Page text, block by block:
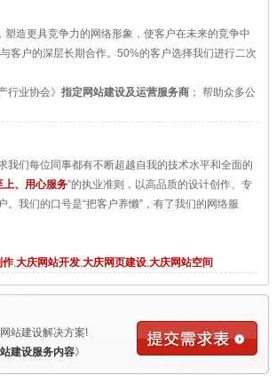
造更具竞争力的网络形象，使客户在未来的竞争中
客户的深层长期合作。50%的客户选择我们进行二次
业协会》 指定网站建设及运营服务商 ； 帮助众多公
我们每位同事都有不断超越自我的技术水平和全面的
上、用心服务”的执业准则，以高品质的设计创作、专
我们的口号是“把客户养懒”，有了我们的网络服
作,大庆网站开发,大庆网页建设,大庆网站空间
站建设解决方案!
建设服务内容》